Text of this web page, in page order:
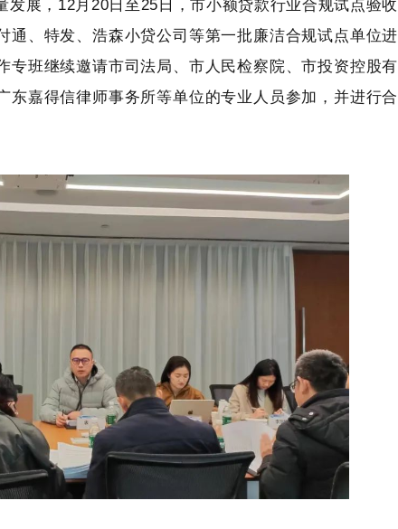
发展，12月20日至25日，市小额贷款行业合规试点验收
通、特发、浩森小贷公司等第一批廉洁合规试点单位进
专班继续邀请市司法局、市人民检察院、市投资控股有
东嘉得信律师事务所等单位的专业人员参加，并进行合